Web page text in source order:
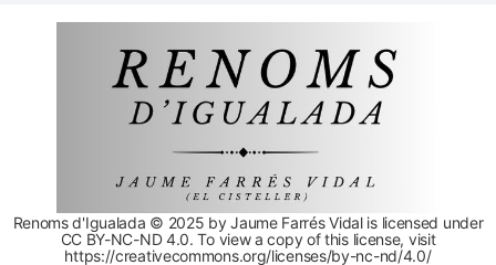
Renoms d'Igualada © 2025 by Jaume Farrés Vidal is licensed under
CC BY-NC-ND 4.0. To view a copy of this license, visit
https://creativecommons.org/licenses/by-nc-nd/4.0/